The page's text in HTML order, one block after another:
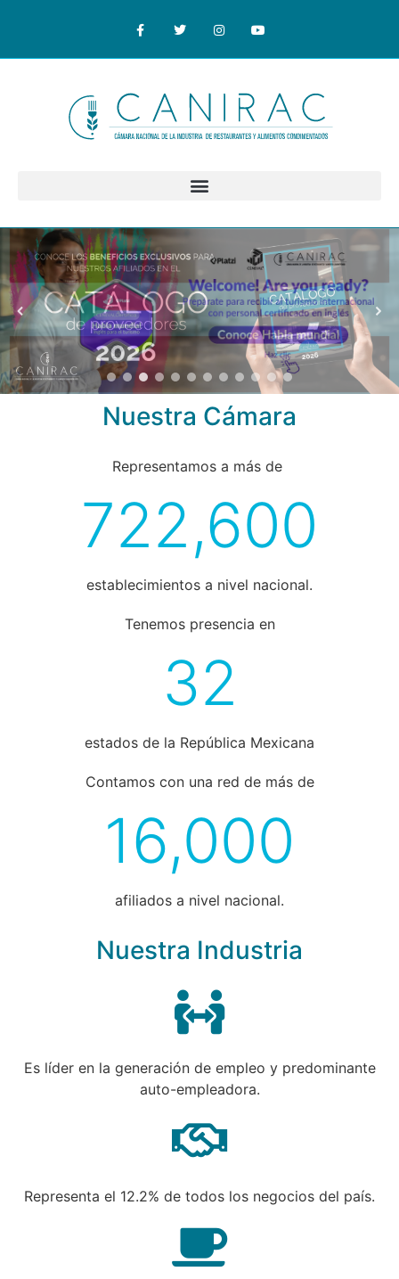
Nuestra Cámara
Representamos a más de
722,600
establecimientos a nivel nacional.
Tenemos presencia en
32
estados de la República Mexicana
Contamos con una red de más de
16,000
afiliados a nivel nacional.
Nuestra Industria
Es líder en la generación de empleo y predominante
auto-empleadora.
Representa el 12.2% de todos los negocios del país.